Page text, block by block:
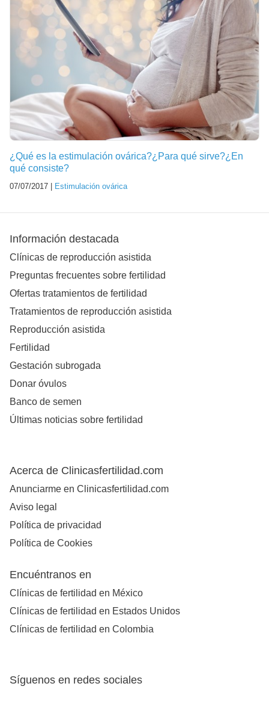
¿Qué es la estimulación ovárica?¿Para qué sirve?¿En
qué consiste?
07/07/2017 | Estimulación ovárica
Información destacada
Clínicas de reproducción asistida
Preguntas frecuentes sobre fertilidad
Ofertas tratamientos de fertilidad
Tratamientos de reproducción asistida
Reproducción asistida
Fertilidad
Gestación subrogada
Donar óvulos
Banco de semen
Últimas noticias sobre fertilidad
Acerca de Clinicasfertilidad.com
Anunciarme en Clinicasfertilidad.com
Aviso legal
Política de privacidad
Política de Cookies
Encuéntranos en
Clínicas de fertilidad en México
Clínicas de fertilidad en Estados Unidos
Clínicas de fertilidad en Colombia
Síguenos en redes sociales